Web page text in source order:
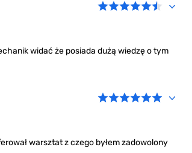
widać że posiada dużą wiedzę o tym
warsztat z czego byłem zadowolony